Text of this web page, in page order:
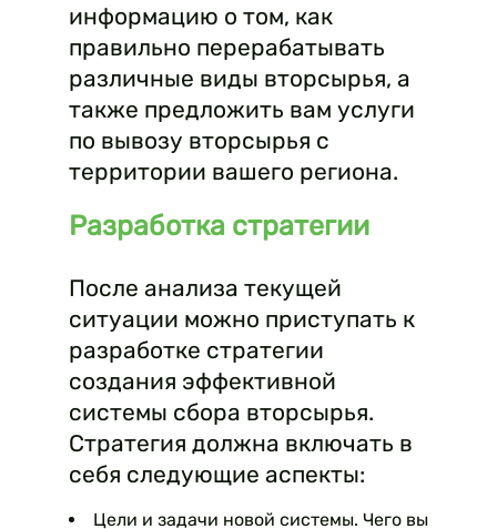
информацию о том, как
правильно перерабатывать
различные виды вторсырья, а
также предложить вам услуги
по вывозу вторсырья с
территории вашего региона.
Разработка стратегии
После анализа текущей
ситуации можно приступать к
разработке стратегии
создания эффективной
системы сбора вторсырья.
Стратегия должна включать в
себя следующие аспекты:
Цели и задачи новой системы. Чего вы